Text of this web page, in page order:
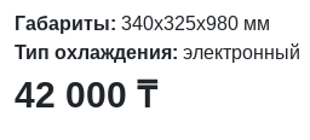
Габариты: 340х325х980 мм
Тип охлаждения: электронный
42 000 ₸